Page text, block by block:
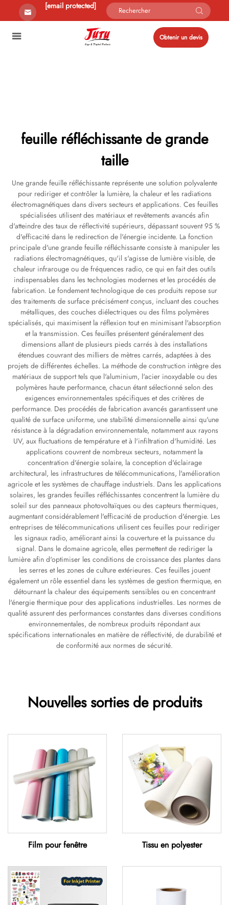
[email protected]
Obtenir un devis
feuille réfléchissante de grande
taille
Une grande feuille réfléchissante représente une solution polyvalente
pour rediriger et contrôler la lumière, la chaleur et les radiations
électromagnétiques dans divers secteurs et applications. Ces feuilles
spécialisées utilisent des matériaux et revêtements avancés afin
d'atteindre des taux de réflectivité supérieurs, dépassant souvent 95 %
d'efficacité dans le redirection de l'énergie incidente. La fonction
principale d'une grande feuille réfléchissante consiste à manipuler les
radiations électromagnétiques, qu'il s'agisse de lumière visible, de
chaleur infrarouge ou de fréquences radio, ce qui en fait des outils
indispensables dans les technologies modernes et les procédés de
fabrication. Le fondement technologique de ces produits repose sur
des traitements de surface précisément conçus, incluant des couches
métalliques, des couches diélectriques ou des films polymères
spécialisés, qui maximisent la réflexion tout en minimisant l'absorption
et la transmission. Ces feuilles présentent généralement des
dimensions allant de plusieurs pieds carrés à des installations
étendues couvrant des milliers de mètres carrés, adaptées à des
projets de différentes échelles. La méthode de construction intègre des
matériaux de support tels que l'aluminium, l'acier inoxydable ou des
polymères haute performance, chacun étant sélectionné selon des
exigences environnementales spécifiques et des critères de
performance. Des procédés de fabrication avancés garantissent une
qualité de surface uniforme, une stabilité dimensionnelle ainsi qu'une
résistance à la dégradation environnementale, notamment aux rayons
UV, aux fluctuations de température et à l'infiltration d'humidité. Les
applications couvrent de nombreux secteurs, notamment la
concentration d'énergie solaire, la conception d'éclairage
architectural, les infrastructures de télécommunications, l'amélioration
agricole et les systèmes de chauffage industriels. Dans les applications
solaires, les grandes feuilles réfléchissantes concentrent la lumière du
soleil sur des panneaux photovoltaïques ou des capteurs thermiques,
augmentant considérablement l'efficacité de production d'énergie. Les
entreprises de télécommunications utilisent ces feuilles pour rediriger
les signaux radio, améliorant ainsi la couverture et la puissance du
signal. Dans le domaine agricole, elles permettent de rediriger la
lumière afin d'optimiser les conditions de croissance des plantes dans
les serres et les zones de culture extérieures. Ces feuilles jouent
également un rôle essentiel dans les systèmes de gestion thermique, en
détournant la chaleur des équipements sensibles ou en concentrant
l'énergie thermique pour des applications industrielles. Les normes de
qualité assurent des performances constantes dans diverses conditions
environnementales, de nombreux produits répondant aux
spécifications internationales en matière de réflectivité, de durabilité et
de conformité aux normes de sécurité.
Nouvelles sorties de produits
Film pour fenêtre Tissu en polyester